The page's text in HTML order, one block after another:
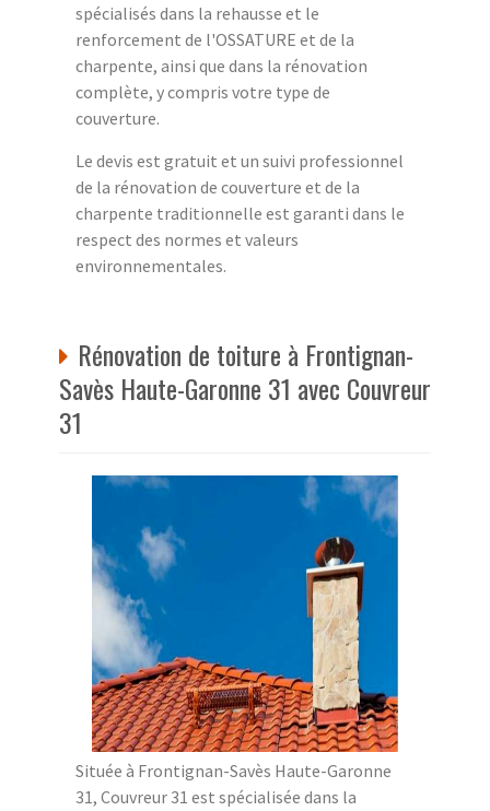
spécialisés dans la rehausse et le
renforcement de l'OSSATURE et de la
charpente, ainsi que dans la rénovation
complète, y compris votre type de
couverture.
Le devis est gratuit et un suivi professionnel
de la rénovation de couverture et de la
charpente traditionnelle est garanti dans le
respect des normes et valeurs
environnementales.
Rénovation de toiture à Frontignan-
Savès Haute-Garonne 31 avec Couvreur
31
Située à Frontignan-Savès Haute-Garonne
31, Couvreur 31 est spécialisée dans la